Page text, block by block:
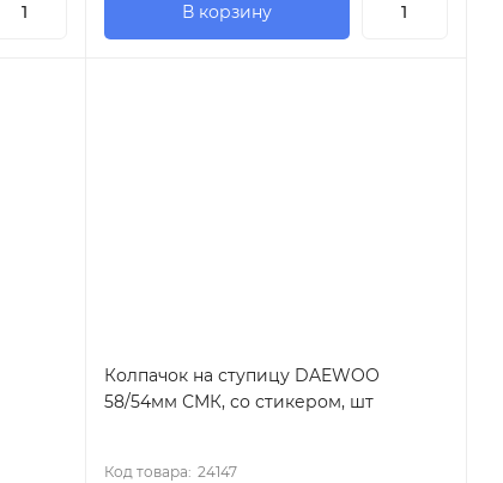
В корзину
Колпачок на ступицу DAEWOO
58/54мм СМК, со стикером, шт
Код товара: 24147